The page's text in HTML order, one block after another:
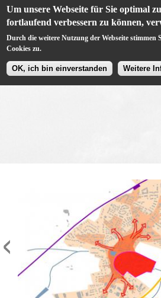
Um unsere Webseite für Sie optimal
fortlaufend verbessern zu können,
Durch die weitere Nutzung der Webseite stimmen
Cookies zu.
OK, ich bin einverstanden Weitere